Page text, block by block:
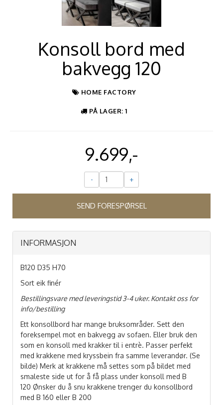
Konsoll bord med
bakvegg 120
HOME FACTORY
PÅ LAGER: 1
9.699,-
- +
SEND FORESPØRSEL
INFORMASJON
B120 D35 H70
Sort eik finér
Bestillingsvare med leveringstid 3-4 uker. Kontakt oss for
info/bestilling
Ett konsollbord har mange bruksområder. Sett den
foreksempel mot en bakvegg av sofaen. Eller bruk den
som en konsoll med krakker til i entrè. Passer perfekt
med krakkene med kryssbein fra samme leverandør. (Se
bilde) Merk at krakkene må settes som på bildet med
smaleste side ut for å få plass under konsoll med B
120 Ønsker du å snu krakkene trenger du konsollbord
med B 160 eller B 200